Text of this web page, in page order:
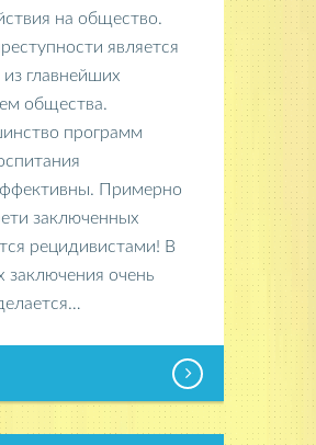
на общество.
является
главнейших
общества.
программ
Примерно
заключенных
рецидивистами! В
заключения очень